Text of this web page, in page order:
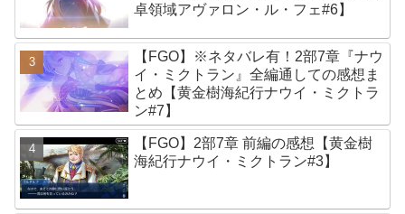
卓領域アヴァロン・ル・フェ#6】
【FGO】※ネタバレ有！2部7章『ナウ
イ・ミクトラン』全編通しての感想ま
とめ【黄金樹海紀行ナウイ・ミクトラ
ン#7】
【FGO】2部7章 前編の感想【黄金樹
海紀行ナウイ・ミクトラン#3】